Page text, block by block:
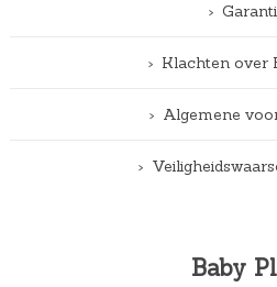
Klachten over
Algemene
Baby